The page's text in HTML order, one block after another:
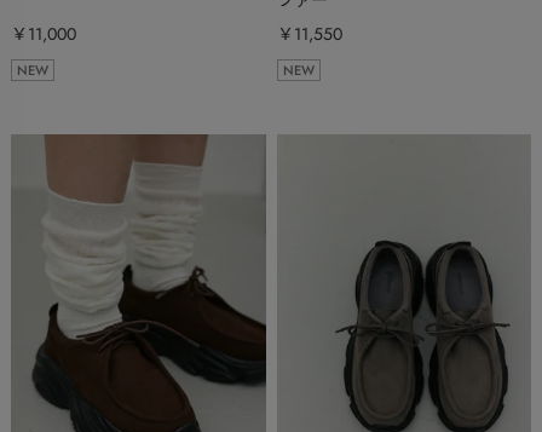
￥11,000
NEW
￥11,550
NEW